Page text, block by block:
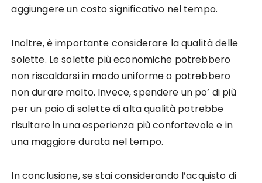
aggiungere un costo significativo nel tempo.
Inoltre, è importante considerare la qualità delle
solette. Le solette più economiche potrebbero
non riscaldarsi in modo uniforme o potrebbero
non durare molto. Invece, spendere un po’ di più
per un paio di solette di alta qualità potrebbe
risultare in una esperienza più confortevole e in
una maggiore durata nel tempo.
In conclusione, se stai considerando l’acquisto di